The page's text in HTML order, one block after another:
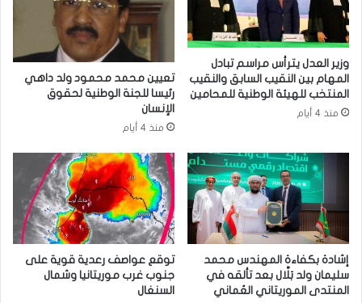
وزير العدل يترأس مراسم تبادل
المهام بين النقيب السابق والنقيب
المنتخب للهيئة الوطنية للمحامين
منذ 4 أيام
تعيين محمد محمود ولد داهي
رئيسا للجنة الوطنية لحقوق
الإنسان
منذ 4 أيام
إشادة بكفاءة المهندس محمد
سليمان ولد بَلَّال بعد تألقه في
المنتدى الموريتاني العُماني
توقع عواصف رعدية قوية على
جنوب غرب موريتانيا وشمال
السنغال